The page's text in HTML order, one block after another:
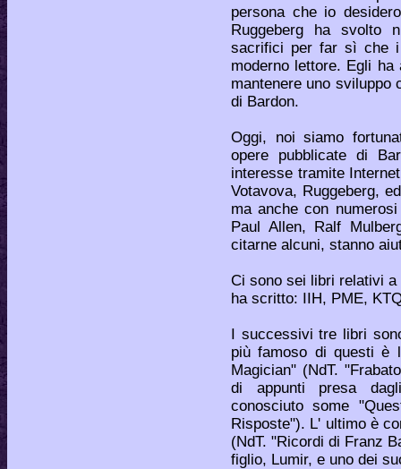
persona che io
Ruggeberg ha svolto
sacrifici per far sì che i
moderno lettore. Egli
mantenere uno
di Bardon.
Oggi, noi siamo
opere pubblicate di
interesse tramite
Votavova, Ruggeberg,
ma anche con
Paul Allen, Ralf
citarne alcuni, stanno
Ci sono sei libri relativi
ha scritto: IIH, PME,
I successivi tre libri
più famoso di questi è
Magician" (NdT.
di appunti presa
conosciuto some
Risposte"). L' ultimo è
(NdT. "Ricordi di Franz
figlio, Lumir, e uno dei